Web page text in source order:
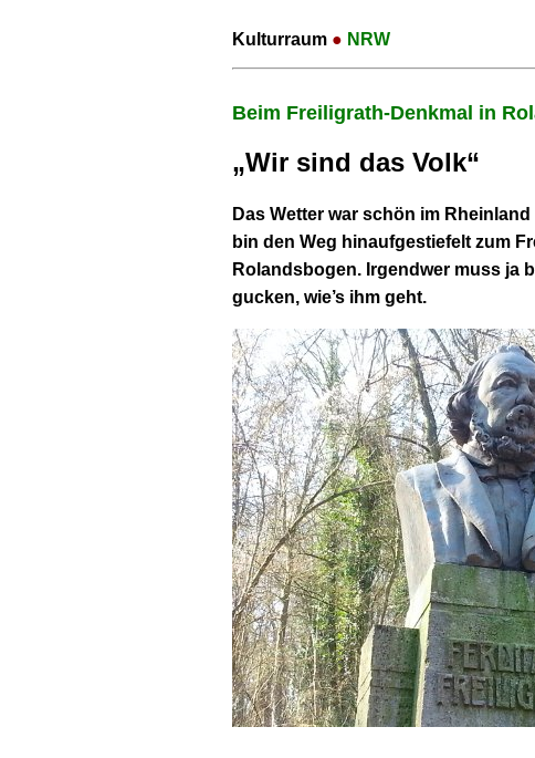
Kulturraum ● NRW
Beim Freiligrath-Denkmal in
„Wir sind das Volk“
Das Wetter war schön im
bin den Weg hinaufgestiefelt zum
Rolandsbogen. Irgendwer muss ja
gucken, wie’s ihm geht.